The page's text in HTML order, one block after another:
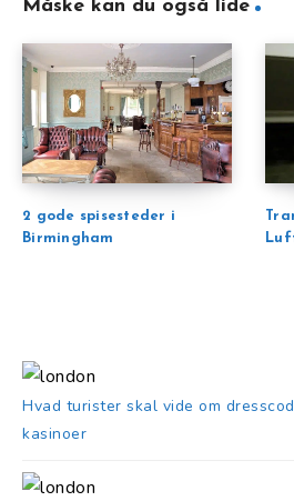
Måske kan du også lide
2 gode spisesteder i
Birmingham
Hvad turister skal vide om
kasinoer